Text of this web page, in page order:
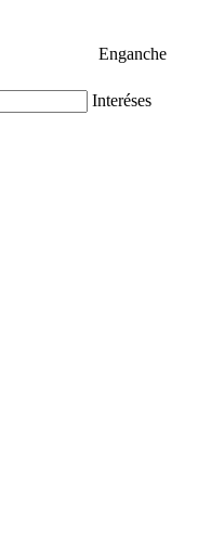
Enganche
Interéses